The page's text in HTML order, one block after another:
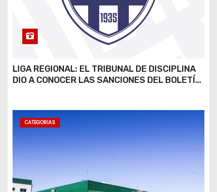
LIGA REGIONAL: EL TRIBUNAL DE DISCIPLINA
DIO A CONOCER LAS SANCIONES DEL BOLETÍN
CATEGORIAS